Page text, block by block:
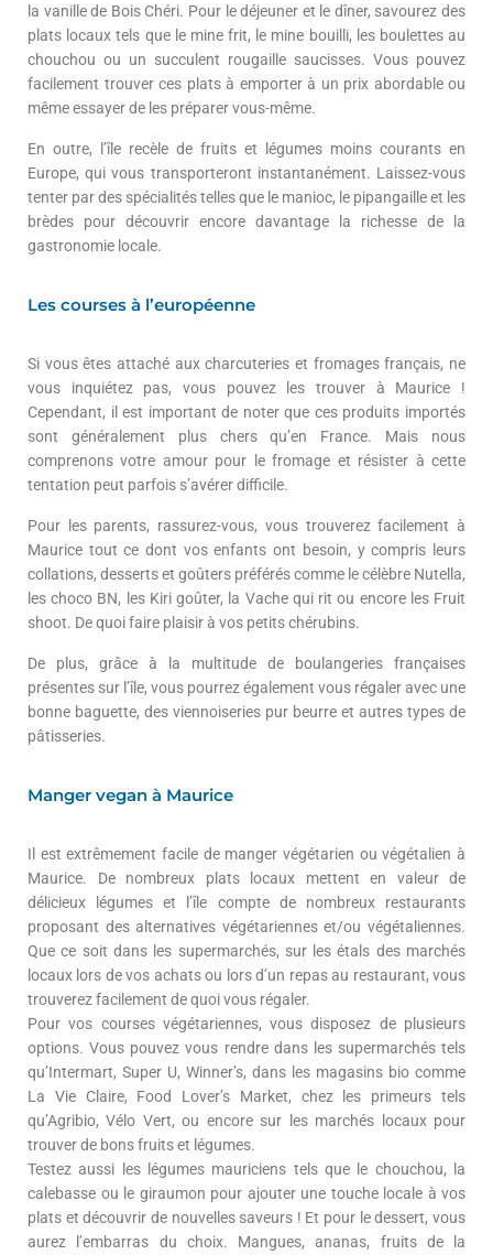
la vanille de Bois Chéri. Pour le déjeuner et le dîner, savourez des
plats locaux tels que le mine frit, le mine bouilli, les boulettes au
chouchou ou un succulent rougaille saucisses. Vous pouvez
facilement trouver ces plats à emporter à un prix abordable ou
même essayer de les préparer vous-même.
En outre, l’île recèle de fruits et légumes moins courants en
Europe, qui vous transporteront instantanément. Laissez-vous
tenter par des spécialités telles que le manioc, le pipangaille et les
brèdes pour découvrir encore davantage la richesse de la
gastronomie locale.
Les courses à l’européenne
Si vous êtes attaché aux charcuteries et fromages français, ne
vous inquiétez pas, vous pouvez les trouver à Maurice !
Cependant, il est important de noter que ces produits importés
sont généralement plus chers qu’en France. Mais nous
comprenons votre amour pour le fromage et résister à cette
tentation peut parfois s’avérer difficile.
Pour les parents, rassurez-vous, vous trouverez facilement à
Maurice tout ce dont vos enfants ont besoin, y compris leurs
collations, desserts et goûters préférés comme le célèbre Nutella,
les choco BN, les Kiri goûter, la Vache qui rit ou encore les Fruit
shoot. De quoi faire plaisir à vos petits chérubins.
De plus, grâce à la multitude de boulangeries françaises
présentes sur l’île, vous pourrez également vous régaler avec une
bonne baguette, des viennoiseries pur beurre et autres types de
pâtisseries.
Manger vegan à Maurice
Il est extrêmement facile de manger végétarien ou végétalien à
Maurice. De nombreux plats locaux mettent en valeur de
délicieux légumes et l’île compte de nombreux restaurants
proposant des alternatives végétariennes et/ou végétaliennes.
Que ce soit dans les supermarchés, sur les étals des marchés
locaux lors de vos achats ou lors d’un repas au restaurant, vous
trouverez facilement de quoi vous régaler.
Pour vos courses végétariennes, vous disposez de plusieurs
options. Vous pouvez vous rendre dans les supermarchés tels
qu’Intermart, Super U, Winner’s, dans les magasins bio comme
La Vie Claire, Food Lover’s Market, chez les primeurs tels
qu’Agribio, Vélo Vert, ou encore sur les marchés locaux pour
trouver de bons fruits et légumes.
Testez aussi les légumes mauriciens tels que le chouchou, la
calebasse ou le giraumon pour ajouter une touche locale à vos
plats et découvrir de nouvelles saveurs ! Et pour le dessert, vous
aurez l’embarras du choix. Mangues, ananas, fruits de la